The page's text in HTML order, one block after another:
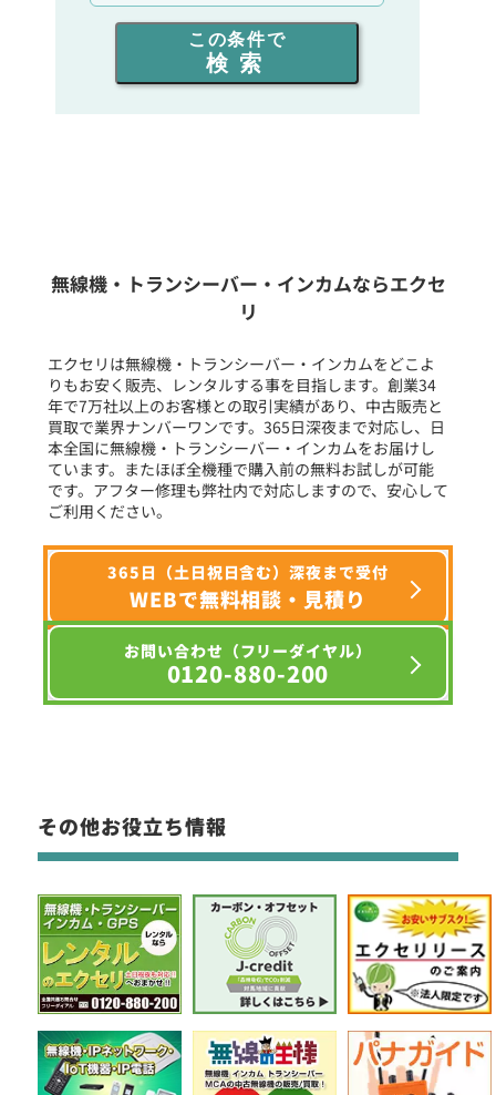
出力を選ぶ
同時通話人数を選ぶ
フリーワード入力(製品名等)
選択条件をリセット
この条件で
検索
無線機・トランシーバー・インカムならエクセ
リ
エクセリは無線機・トランシーバー・インカムをどこよ
りもお安く販売、レンタルする事を目指します。創業34
年で7万社以上のお客様との取引実績があり、中古販売と
買取で業界ナンバーワンです。365日深夜まで対応し、日
本全国に無線機・トランシーバー・インカムをお届けし
ています。またほぼ全機種で購入前の無料お試しが可能
です。アフター修理も弊社内で対応しますので、安心して
ご利用ください。
365日（土日祝日含む）深夜まで受付
WEBで無料相談・見積り
お問い合わせ（フリーダイヤル）
0120-880-200
その他お役立ち情報